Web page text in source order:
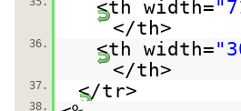
<th width=
</th>
36. <th width=
</th>
37. </tr>
38.